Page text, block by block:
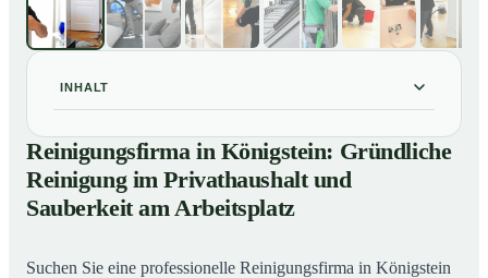
INHALT
01Reinigungsfirma in Königstein: Gründliche Reinigung
im Privathaushalt und Sauberkeit am Arbeitsplatz
02 So arbeitet eine Reinigungsfirma in Königstein
Reinigungsfirma in Königstein: Gründliche
Reinigung im Privathaushalt und
Sauberkeit am Arbeitsplatz
Suchen Sie eine professionelle Reinigungsfirma in Königstein